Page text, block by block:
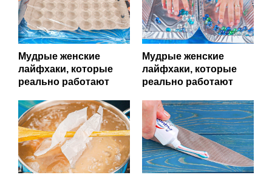
Мудрые женские
лайфхаки, которые
реально работают
Мудрые женские
лайфхаки, которые
реально работают